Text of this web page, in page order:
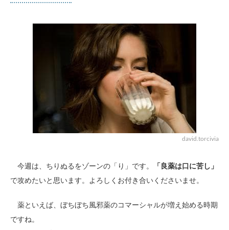
david.torcivia
今週は、ちりぬるをゾーンの「り」です。
「良薬は口に苦し」
で攻めたいと思います。よろしくお付き合いくださいませ。
薬といえば、ぼちぼち風邪薬のコマーシャルが増え始める時期
ですね。